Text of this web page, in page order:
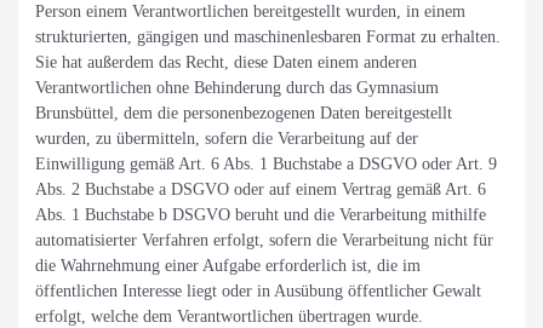
Person einem Verantwortlichen bereitgestellt wurden, in einem
strukturierten, gängigen und maschinenlesbaren Format zu erhalten.
Sie hat außerdem das Recht, diese Daten einem anderen
Verantwortlichen ohne Behinderung durch das Gymnasium
Brunsbüttel, dem die personenbezogenen Daten bereitgestellt
wurden, zu übermitteln, sofern die Verarbeitung auf der
Einwilligung gemäß Art. 6 Abs. 1 Buchstabe a DSGVO oder Art. 9
Abs. 2 Buchstabe a DSGVO oder auf einem Vertrag gemäß Art. 6
Abs. 1 Buchstabe b DSGVO beruht und die Verarbeitung mithilfe
automatisierter Verfahren erfolgt, sofern die Verarbeitung nicht für
die Wahrnehmung einer Aufgabe erforderlich ist, die im
öffentlichen Interesse liegt oder in Ausübung öffentlicher Gewalt
erfolgt, welche dem Verantwortlichen übertragen wurde.